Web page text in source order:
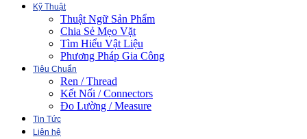
Kỹ Thuật
Thuật Ngữ Sản Phẩm
Chia Sẻ Mẹo Vặt
Tìm Hiểu Vật Liệu
Phương Pháp Gia Công
Tiêu Chuẩn
Ren / Thread
Kết Nối / Connectors
Đo Lường / Measure
Tin Tức
Liên hệ